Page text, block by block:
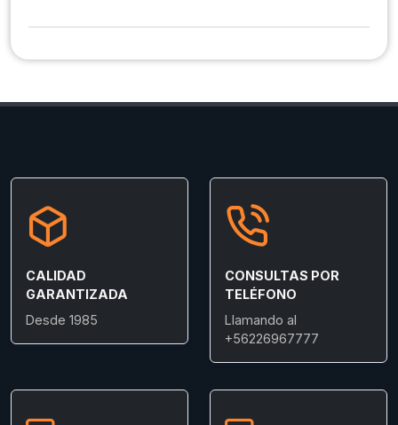
CALIDAD
GARANTIZADA
Desde 1985
CONSULTAS POR
TELÉFONO
Llamando al
+56226967777